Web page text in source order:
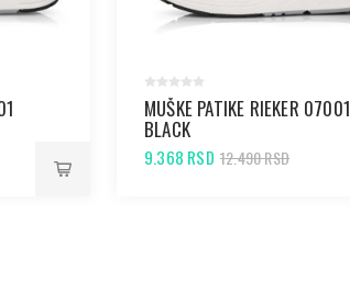
MUŠKE PATIKE RIEKER 07001
BLACK
9.368 RSD 12.490 RSD